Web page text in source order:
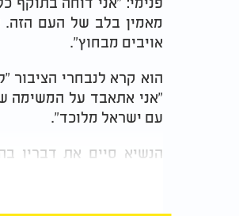
מאמין בלב של העם הזה.
אויבים מבחוץ".
הוא קרא לנבחרי הציבור
"אני אתאבד על המשימה
עם ישראל מלוכד".
הנשיא סיים את דבריו
"אנחנו רואים דור